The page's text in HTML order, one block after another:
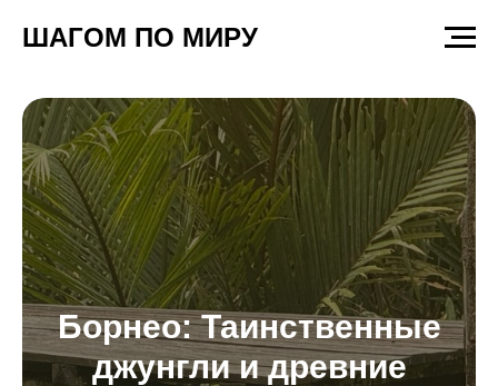
ШАГОМ ПО МИРУ
Борнео: Таинственные
джунгли и древние